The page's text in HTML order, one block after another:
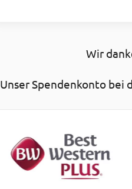
Wir
Unser Spendenkonto bei